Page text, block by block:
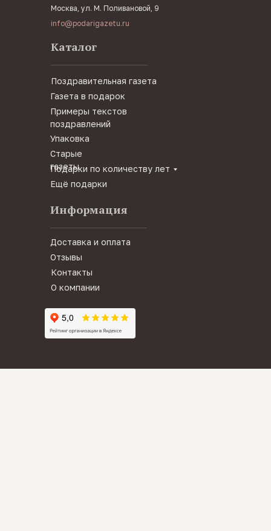
Москва, ул. М. Поливановой, 9
info@podarigazetu.ru
Каталог
Информация
Поздравительная газета
Газета в подарок
Упаковка
Примеры текстов
поздравлений
Доставка и оплата
Отзывы
Контакты
О компании
Старые
газеты
Ещё подарки
Подарки по количеству лет